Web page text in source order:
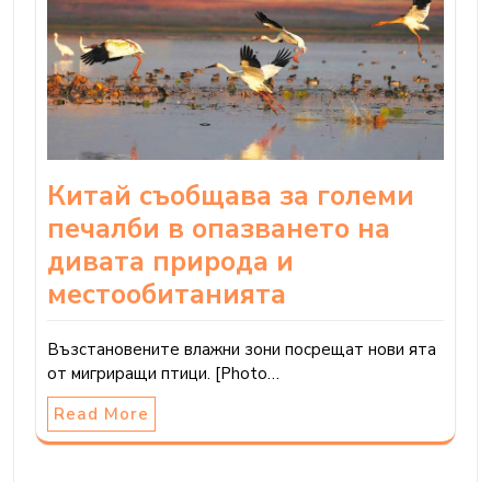
Китай съобщава за големи
печалби в опазването на
дивата природа и
местообитанията
Възстановените влажни зони посрещат нови ята
от мигриращи птици. [Photo…
Read More